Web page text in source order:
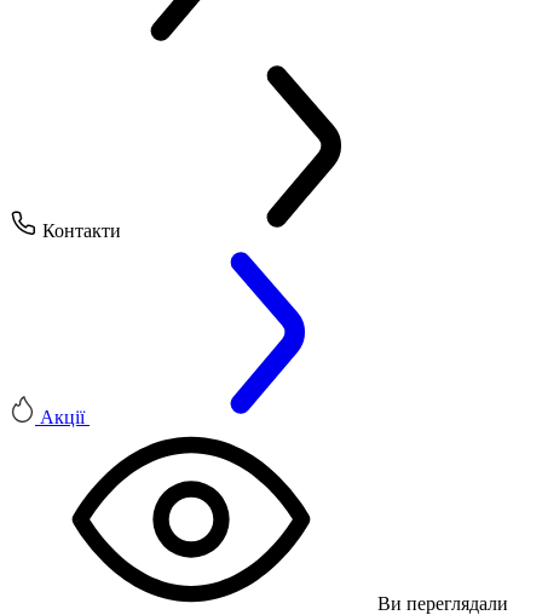
Контакти
Акції
Ви переглядали